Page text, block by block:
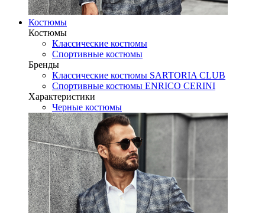
Костюмы
Костюмы
Классические костюмы
Спортивные костюмы
Бренды
Классические костюмы SARTORIA CLUB
Спортивные костюмы ENRICO CERINI
Характеристики
Черные костюмы